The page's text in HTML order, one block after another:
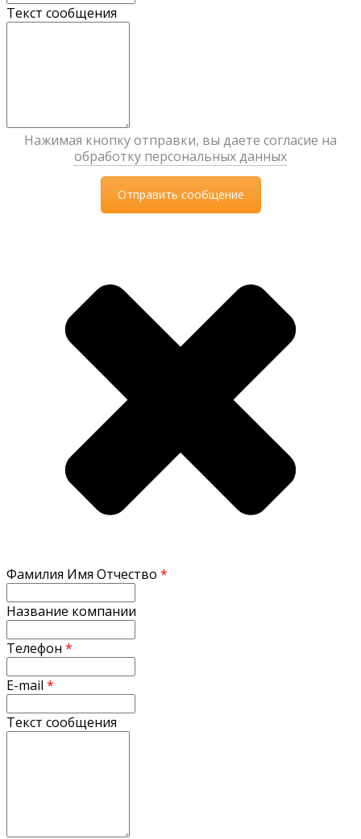
Текст сообщения
Нажимая кнопку отправки, вы даете согласие на
обработку персональных данных
Фамилия Имя Отчество *
Название компании
Телефон *
E-mail *
Текст сообщения